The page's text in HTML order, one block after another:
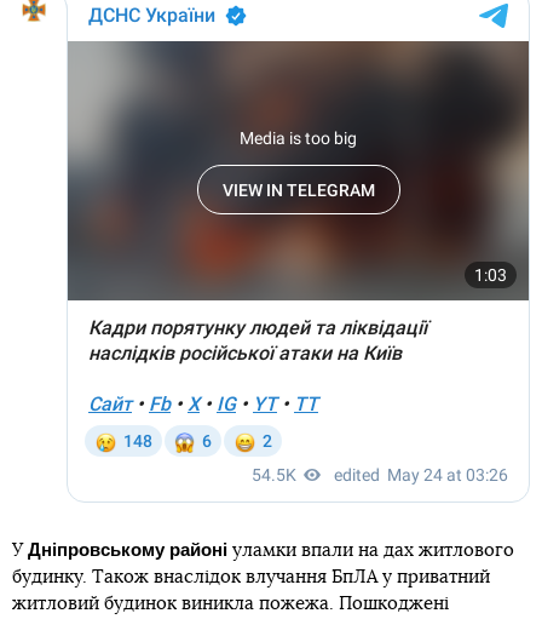
У Дніпровському районі уламки впали на дах житлового
будинку. Також внаслідок влучання БпЛА у приватний
житловий будинок виникла пожежа. Пошкоджені